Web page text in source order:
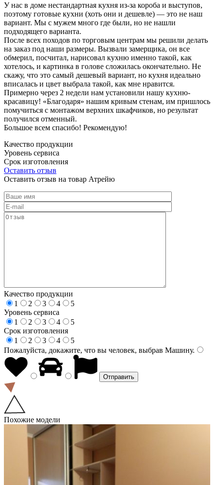
У нас в доме нестандартная кухня из-за короба и выступов,
поэтому готовые кухни (хоть они и дешевле) — это не наш
вариант. Мы с мужем много где были, но не нашли
подходящего варианта.
После всех походов по торговым центрам мы решили делать
на заказ под наши размеры. Вызвали замерщика, он все
обмерил, посчитал, нарисовал кухню именно такой, как
хотелось, и картинка в голове сложилась окончательно. Не
скажу, что это самый дешевый вариант, но кухня идеально
вписалась и цвет выбрала такой, как мне нравится.
Примерно через 2 недели нам установили нашу кухню-
красавицу! «Благодаря» нашим кривым стенам, им пришлось
помучиться с монтажом верхних шкафчиков, но результат
получился отменный.
Большое всем спасибо! Рекомендую!
Качество продукции
Уровень сервиса
Срок изготовления
Оставить отзыв
Оставить отзыв на товар Атрейю
Качество продукции
1
2 3 4
5
Уровень сервиса
1
2 3 4
5
Срок изготовления
1
2 3 4
5
Пожалуйста, докажите, что вы человек, выбрав Машину.
Похожие модели